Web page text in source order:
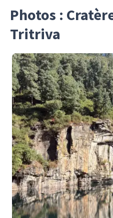
Photos :
Tritriva